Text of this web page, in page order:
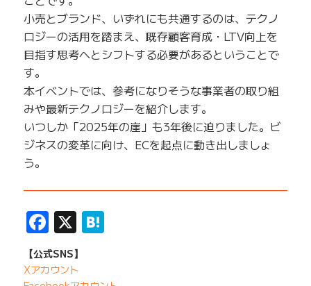
小売とブランド、いずれにも共通するのは、テクノ
ロジーの活用を踏まえ、既存顧客育成・LTV向上を
目指す思考へとシフトする必要があるということで
す。
本イベントでは、参考になりそうな事業者の取り組
みや最新テクノロジーを紹介します。
いつしか「2025年の崖」も3年後に迫りました。ビ
ジネスの変革に向け、ECを起点に動き出しましょ
う。
Facebook
X Hatena
【公式SNS】
Xアカウント